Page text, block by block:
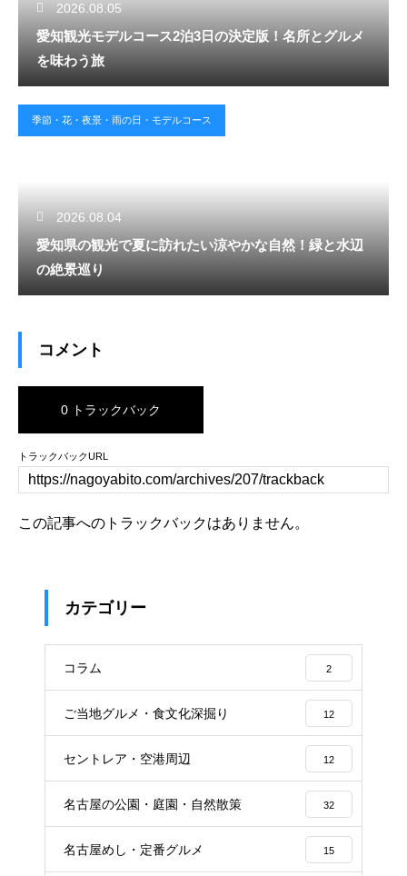
2026.08.05
愛知観光モデルコース2泊3日の決定版！名所とグルメ
を味わう旅
季節・花・夜景・雨の日・モデルコース
2026.08.04
愛知県の観光で夏に訪れたい涼やかな自然！緑と水辺
の絶景巡り
コメント
0 トラックバック
トラックバックURL
この記事へのトラックバックはありません。
カテゴリー
コラム 2
ご当地グルメ・食文化深掘り 12
セントレア・空港周辺 12
名古屋の公園・庭園・自然散策 32
名古屋めし・定番グルメ 15